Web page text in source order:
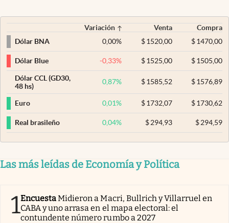
Variación Venta
Compra
Dólar BNA
0,00% $ 1520,00 $1470,00
Dólar Blue -0,33% $ 1525,00 $1505,00
Dólar CCL (GD30,
48 hs)
0,87% $ 1585,52 $1576,89
Euro 0,01% $ 1732,07 $1730,62
Real brasileño 0,04% $ 294,93 $294,59
Las más leídas de Economía y Política
1EncuestaMidieron a Macri, Bullrich y Villarruel en
CABA y uno arrasa en el mapa electoral: el
contundente número rumbo a 2027